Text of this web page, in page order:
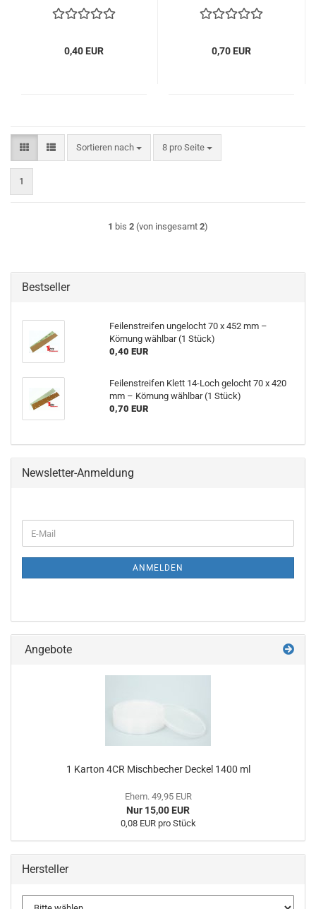
0,40 EUR 0,70 EUR
Sortieren nach
Sortieren nach 8 pro Seite
pro Seite
1
1 bis 2 (von insgesamt 2)
Bestseller
Feilenstreifen ungelocht 70 x 452 mm –
Körnung wählbar (1 Stück)
0,40 EUR
Feilenstreifen Klett 14-Loch gelocht 70 x 420
mm – Körnung wählbar (1 Stück)
0,70 EUR
Newsletter-Anmeldung
ZUR
E-
Mail
ANMELDEN
Angebote
1 Karton 4CR Mischbecher Deckel 1400 ml
Ehem. 49,95 EUR
Nur 15,00 EUR
0,08 EUR pro Stück
Hersteller